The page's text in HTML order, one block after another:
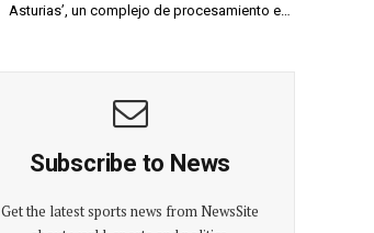
Asturias’, un complejo de procesamiento e…
Subscribe to News
Get the latest sports news from NewsSite